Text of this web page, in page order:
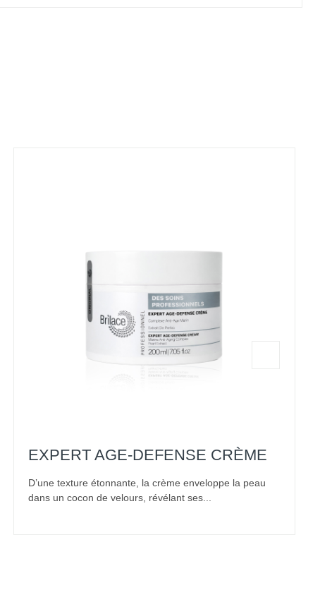
EXPERT AGE-DEFENSE CRÈME
D’une texture étonnante, la crème enveloppe la peau
dans un cocon de velours, révélant ses...